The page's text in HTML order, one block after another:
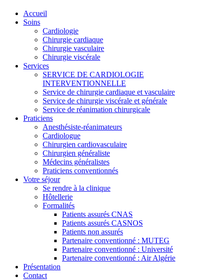
Accueil
Soins
Cardiologie
Chirurgie cardiaque
Chirurgie vasculaire
Chirurgie viscérale
Services
SERVICE DE CARDIOLOGIE
INTERVENTIONNELLE
Service de chirurgie cardiaque et vasculaire
Service de chirurgie viscérale et générale
Service de réanimation chirurgicale
Praticiens
Anesthésiste-réanimateurs
Cardiologue
Chirurgien cardiovasculaire
Chirurgien généraliste
Médecins généralistes
Praticiens conventionnés
Votre séjour
Se rendre à la clinique
Hôtellerie
Formalités
Patients assurés CNAS
Patients assurés CASNOS
Patients non assurés
Partenaire conventionné : MUTEG
Partenaire conventionné : Université
Partenaire conventionné : Air Algérie
Présentation
Contact